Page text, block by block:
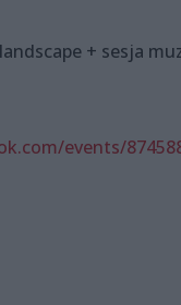
+ sesja
events/